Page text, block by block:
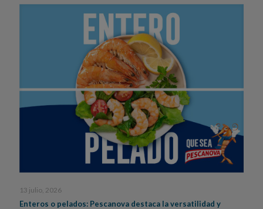
13 julio, 2026
Enteros o pelados: Pescanova destaca la versatilidad y